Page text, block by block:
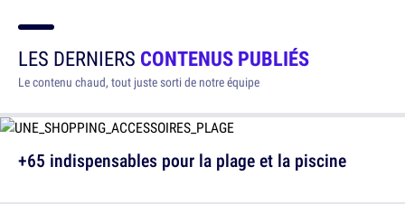
LES DERNIERS CONTENUS PUBLIÉS
Le contenu chaud, tout juste sorti de notre équipe
+65 indispensables pour la plage et la piscine